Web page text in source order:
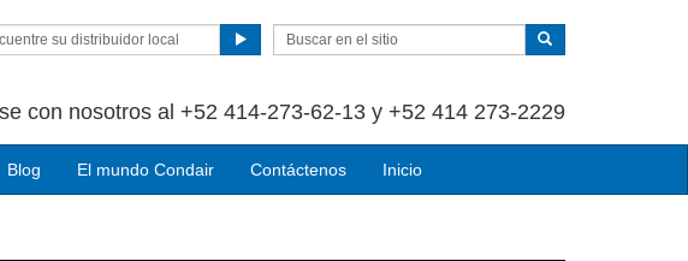
su distribuidor local
con nosotros al +52 414-273-62-13 y +52 414 273-2229
Blog El mundo Condair Contáctenos Inicio